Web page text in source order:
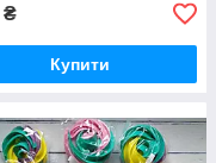
₴
Купити